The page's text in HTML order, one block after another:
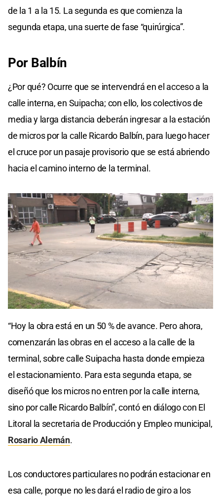
de la 1 a la 15. La segunda es que comienza la
segunda etapa, una suerte de fase “quirúrgica”.
Por Balbín
¿Por qué? Ocurre que se intervendrá en el acceso a la
calle interna, en Suipacha; con ello, los colectivos de
media y larga distancia deberán ingresar a la estación
de micros por la calle Ricardo Balbín, para luego hacer
el cruce por un pasaje provisorio que se está abriendo
hacia el camino interno de la terminal.
of
seconds
“Hoy la obra está en un 50 % de avance. Pero ahora,
comenzarán las obras en el acceso a la calle de la
terminal, sobre calle Suipacha hasta donde empieza
el estacionamiento. Para esta segunda etapa, se
diseñó que los micros no entren por la calle interna,
sino por calle Ricardo Balbín”, contó en diálogo con El
Litoral la secretaria de Producción y Empleo municipal,
Rosario Alemán.
Los conductores particulares no podrán estacionar en
esa calle, porque no les dará el radio de giro a los